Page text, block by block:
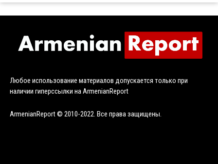
Любое использование материалов допускается только при
наличии гиперссылки на ArmenianReport
ArmenianReport © 2010-2022. Все права защищены.